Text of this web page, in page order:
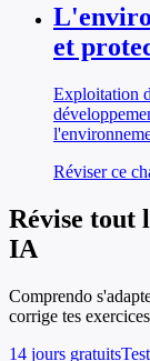
et
Exploitation
Réviser ce
Révise tout
IA
Comprendo
corrige tes
14 jours gratuits